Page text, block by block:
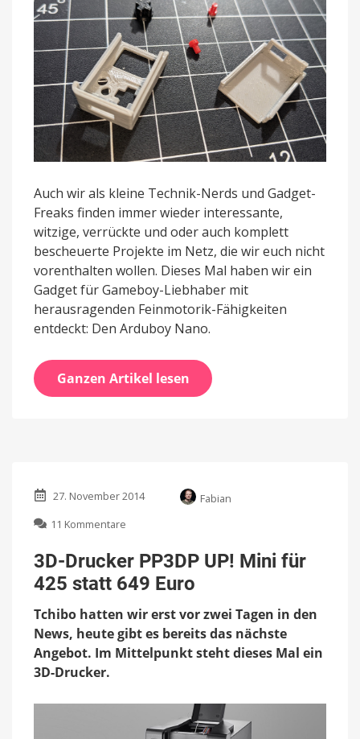
Auch wir als kleine Technik-Nerds und Gadget-
Freaks finden immer wieder interessante,
witzige, verrückte und oder auch komplett
bescheuerte Projekte im Netz, die wir euch nicht
vorenthalten wollen. Dieses Mal haben wir ein
Gadget für Gameboy-Liebhaber mit
herausragenden Feinmotorik-Fähigkeiten
entdeckt: Den Arduboy Nano.
Ganzen Artikel lesen
27. November 2014
Fabian
11 Kommentare
Drucker
PP3DP
UP!
für
425
statt
649
3D-Drucker PP3DP UP! Mini für
425 statt 649 Euro
Tchibo hatten wir erst vor zwei Tagen in den
News, heute gibt es bereits das nächste
Angebot. Im Mittelpunkt steht dieses Mal ein
3D-Drucker.